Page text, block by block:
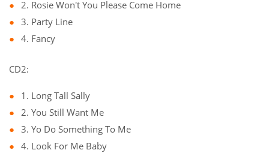
2. Rosie Won't You Please Come Home
3. Party Line
4. Fancy
CD2:
1. Long Tall Sally
2. You Still Want Me
3. Yo Do Something To Me
4. Look For Me Baby